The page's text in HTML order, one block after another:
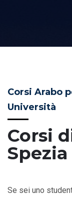
Corsi
Corsi Arabo
Università
Se sei uno